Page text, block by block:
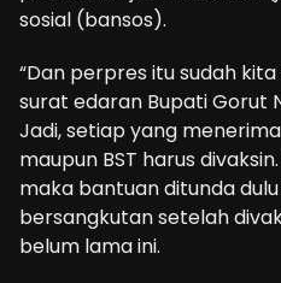
sosial (bansos).
“Dan perpres itu sudah
surat edaran Bupati Gorut
Jadi, setiap yang
maupun BST harus
maka bantuan ditunda
bersangkutan setelah
belum lama ini.